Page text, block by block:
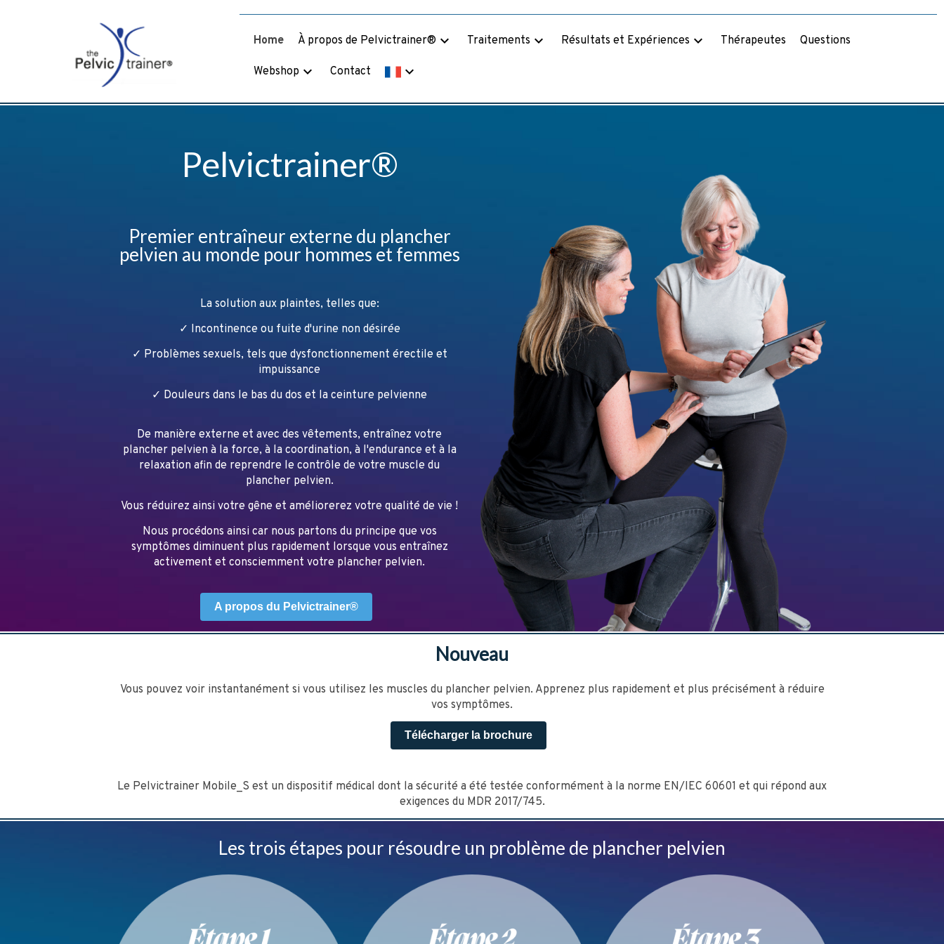
Home À propos de Pelvictrainer® keyboard_arrow_down Traitements keyboard_arrow_down Résultats et Expériences keyboard_arrow_down Thérapeutes Questions
Webshop keyboard_arrow_down Contact keyboard_arrow_down
Pelvictrainer®
Premier entraîneur externe du plancher
pelvien au monde pour hommes et femmes
La solution aux plaintes, telles que:
✓ Incontinence ou fuite d'urine non désirée
✓ Problèmes sexuels, tels que dysfonctionnement érectile et
impuissance
✓ Douleurs dans le bas du dos et la ceinture pelvienne
De manière externe et avec des vêtements, entraînez votre
plancher pelvien à la force, à la coordination, à l'endurance et à la
relaxation afin de reprendre le contrôle de votre muscle du
plancher pelvien.
Vous réduirez ainsi votre gêne et améliorerez votre qualité de vie !
Nous procédons ainsi car nous partons du principe que vos
symptômes diminuent plus rapidement lorsque vous entraînez
activement et consciemment votre plancher pelvien.
A propos du Pelvictrainer®
Nouveau
Vous pouvez voir instantanément si vous utilisez les muscles du plancher pelvien. Apprenez plus rapidement et plus précisément à réduire
vos symptômes.
Télécharger la brochure
Le Pelvictrainer Mobile_S est un dispositif médical dont la sécurité a été testée conformément à la norme EN/IEC 60601 et qui répond aux
exigences du MDR 2017/745.
Les trois étapes pour résoudre un problème de plancher pelvien